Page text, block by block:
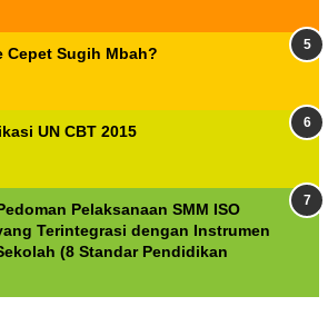
Cepet Sugih Mbah?
UN CBT 2015
Pelaksanaan SMM ISO
Terintegrasi dengan Instrumen
(8 Standar Pendidikan